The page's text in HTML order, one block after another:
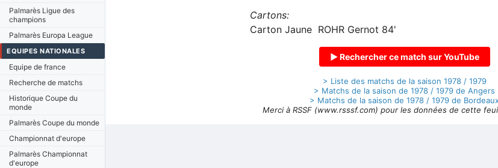
Palmarès Ligue des
champions
Palmarès Europa League
EQUIPES NATIONALES
Equipe de france
Recherche de matchs
Historique Coupe du
monde
Palmarès Coupe du monde
Championnat d'europe
Palmarès Championnat
d'europe
Cartons:
Carton Jaune ROHR Gernot 84'
▶ Rechercher ce match sur YouTube
> Liste des matchs de la saison 1978 / 1979
> Matchs de la saison de 1978 / 1979 de Angers
> Matchs de la saison de 1978 / 1979 de
Merci à RSSF (www.rsssf.com) pour les données de cette